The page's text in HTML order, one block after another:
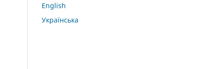
English
Українська